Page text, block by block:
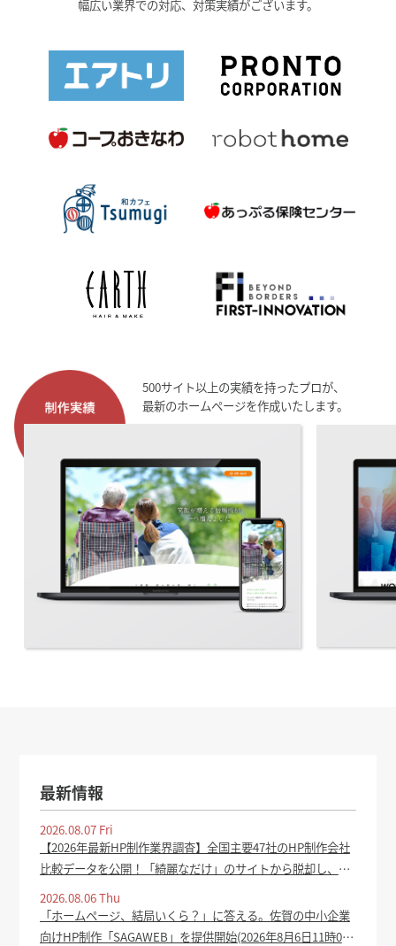
幅広い業界での対応、対策実績がございます。
500サイト以上の実績を持ったプロが、
最新のホームページを作成いたします。
最新情報
2026.08.07 Fri
【2026年最新HP制作業界調査】全国主要47社のHP制作会社
比較データを公開！「綺麗なだけ」のサイトから脱却し、集
客成果を生むホームページの共通点を分析 - PR TIMES
2026.08.06 Thu
「ホームページ、結局いくら？」に答える。佐賀の中小企業
向けHP制作「SAGAWEB」を提供開始(2026年8月6日11時0